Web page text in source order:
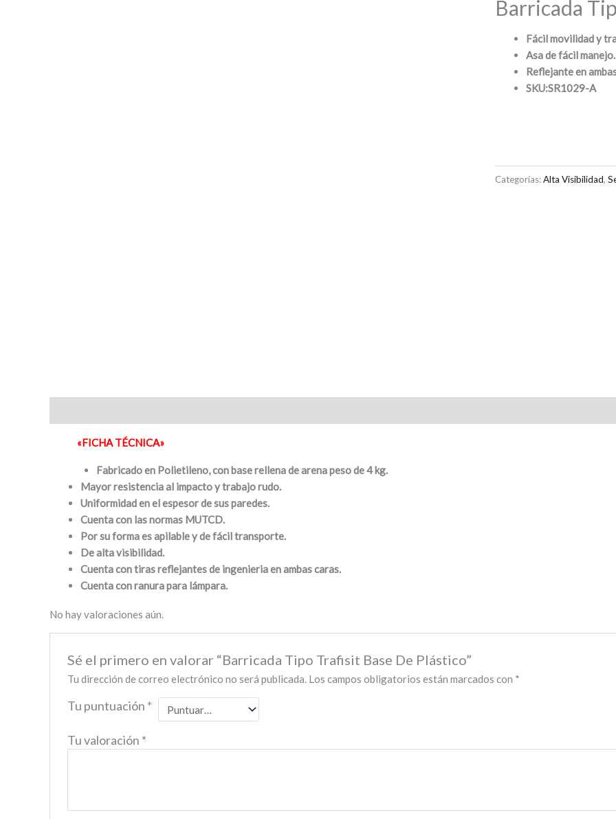
Barricada
Fácil movilidad y
Asa de fácil manejo.
Reflejante en
SKU:SR1029-A
Categorías:Alta Visibilidad,
«FICHA TÉCNICA»
Fabricado en Polietileno, con base rellena de arena peso de 4 kg.
Mayor resistencia al impacto y trabajo rudo.
Uniformidad en el espesor de sus paredes.
Cuenta con las normas MUTCD.
Por su forma es apilable y de fácil transporte.
De alta visibilidad.
Cuenta con tiras reflejantes de ingenieria en ambas caras.
Cuenta con ranura para lámpara.
No hay valoraciones aún.
Sé el primero en valorar “Barricada Tipo Trafisit Base De Plástico”
Tu dirección de correo electrónico no será publicada. Los campos obligatorios están marcados con *
Tu puntuación *
Tu valoración *